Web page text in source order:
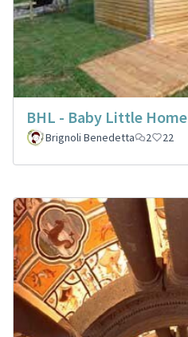
BHL - Baby Little Home
Brignoli Benedetta
2 22